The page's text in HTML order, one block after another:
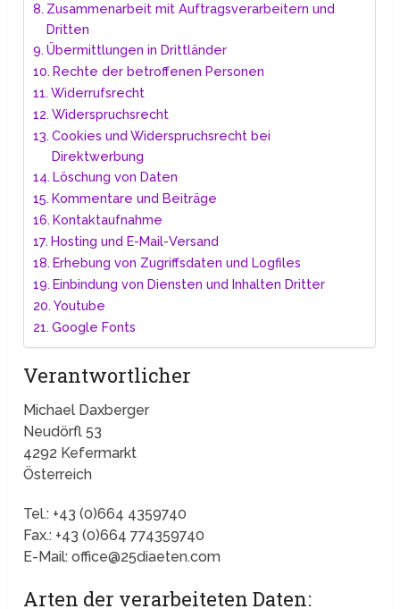
Zusammenarbeit mit Auftragsverarbeitern und
Dritten
Übermittlungen in Drittländer
Rechte der betroffenen Personen
Widerrufsrecht
Widerspruchsrecht
Cookies und Widerspruchsrecht bei
Direktwerbung
Löschung von Daten
Kommentare und Beiträge
Kontaktaufnahme
Hosting und E-Mail-Versand
Erhebung von Zugriffsdaten und Logfiles
Einbindung von Diensten und Inhalten Dritter
Youtube
Google Fonts
Verantwortlicher
Michael Daxberger
Neudörfl 53
4292 Kefermarkt
Österreich
Tel.: +43 (0)664 4359740
Fax.: +43 (0)664 774359740
E-Mail:office@25diaeten.com
Arten der verarbeiteten Daten: